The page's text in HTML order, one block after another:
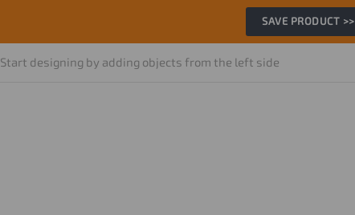
SAVE PRODUCT >>
Start designing by adding objects from the left side